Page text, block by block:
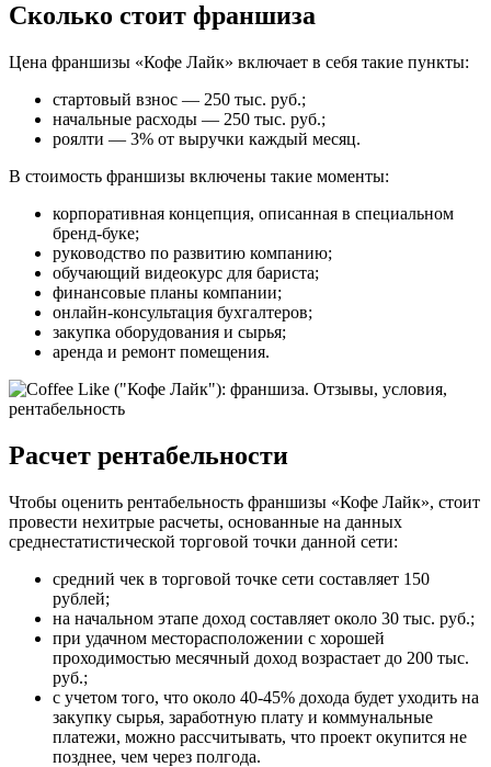
Сколько стоит франшиза
Цена франшизы «Кофе Лайк» включает в себя такие пункты:
стартовый взнос — 250 тыс. руб.;
начальные расходы — 250 тыс. руб.;
роялти — 3% от выручки каждый месяц.
В стоимость франшизы включены такие моменты:
корпоративная концепция, описанная в специальном
бренд-буке;
руководство по развитию компанию;
обучающий видеокурс для бариста;
финансовые планы компании;
онлайн-консультация бухгалтеров;
закупка оборудования и сырья;
аренда и ремонт помещения.
Расчет рентабельности
Чтобы оценить рентабельность франшизы «Кофе Лайк», стоит
провести нехитрые расчеты, основанные на данных
среднестатистической торговой точки данной сети:
средний чек в торговой точке сети составляет 150
рублей;
на начальном этапе доход составляет около 30 тыс. руб.;
при удачном месторасположении с хорошей
проходимостью месячный доход возрастает до 200 тыс.
руб.;
с учетом того, что около 40-45% дохода будет уходить на
закупку сырья, заработную плату и коммунальные
платежи, можно рассчитывать, что проект окупится не
позднее, чем через полгода.